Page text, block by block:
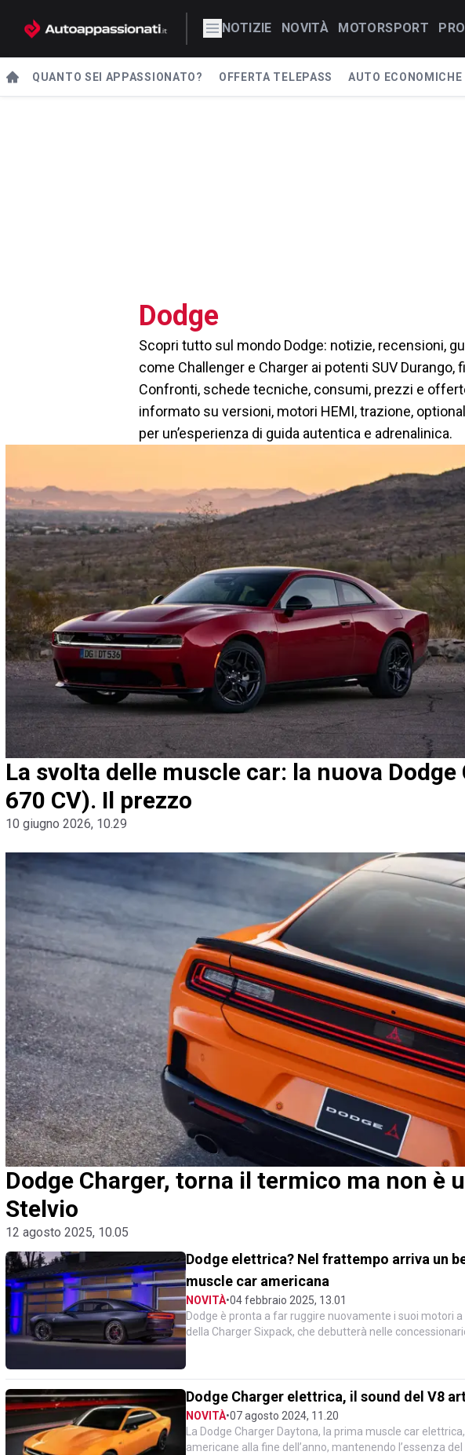
NOTIZIE NOVITÀ MOTORSPORT
QUANTO SEI APPASSIONATO? OFFERTA TELEPASS AUTO
Dodge
Scopri tutto sul mondo Dodge: notizie, recensioni,
come Challenger e Charger ai potenti SUV
Confronti, schede tecniche, consumi, prezzi e
informato su versioni, motori HEMI, trazione,
per un’esperienza di guida autentica e adrenalinica.
La svolta delle muscle car: la nuova
670 CV). Il prezzo
10 giugno 2026, 10.29
Dodge Charger, torna il termico ma non è
Stelvio
12 agosto 2025, 10.05
Dodge elettrica? Nel frattempo arriva un
muscle car americana
NOVITÀ•04 febbraio 2025, 13.01
Dodge è pronta a far ruggire nuovamente i suoi motori
della Charger Sixpack, che debutterà nelle
Dodge Charger elettrica, il sound del V8
NOVITÀ•07 agosto 2024, 11.20
La Dodge Charger Daytona, la prima muscle car
americane alla fine dell’anno, mantenendo l’essenza